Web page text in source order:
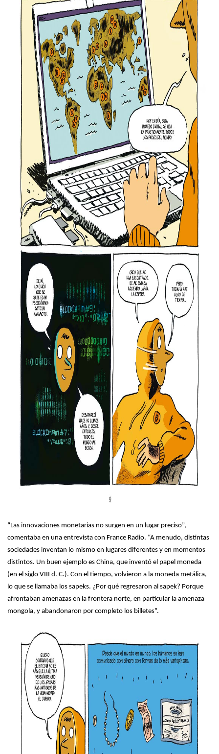
“Las innovaciones monetarias no surgen en un lugar preciso”,
comentaba en una entrevista con France Radio. “A menudo, distintas
sociedades inventan lo mismo en lugares diferentes y en momentos
distintos. Un buen ejemplo es China, que inventó el papel moneda
(en el siglo VIII d. C.). Con el tiempo, volvieron a la moneda metálica,
lo que se llamaba los sapeks. ¿Por qué regresaron al sapek? Porque
afrontaban amenazas en la frontera norte, en particular la amenaza
mongola, y abandonaron por completo los billetes”.